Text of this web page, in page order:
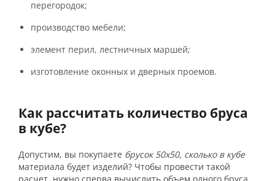
перегородок;
производство мебели;
элемент перил, лестничных маршей;
изготовление оконных и дверных проемов.
Как рассчитать количество бруса
в кубе?
Допустим, вы покупаете брусок 50х50, сколько в кубе
материала будет изделий? Чтобы провести такой